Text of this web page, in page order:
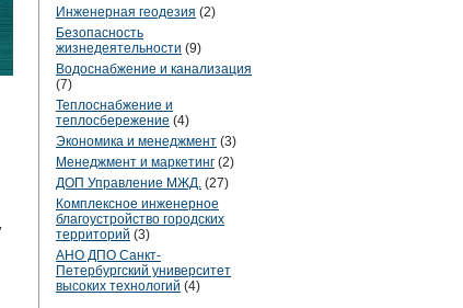
Инженерная геодезия (2)
Безопасность
жизнедеятельности (9)
Водоснабжение и канализация
(7)
Теплоснабжение и
теплосбережение (4)
Экономика и менеджмент (3)
Менеджмент и маркетинг (2)
ДОП Управление МЖД. (27)
Комплексное инженерное
благоустройство городских
территорий (3)
АНО ДПО Санкт-
Петербургский университет
высоких технологий (4)